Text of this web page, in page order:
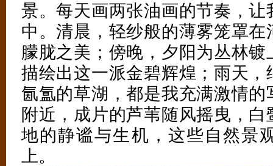
景。每天画两张油画的节奏，
中。清晨，轻纱般的薄雾笼罩
朦胧之美；傍晚，夕阳为丛林
描绘出这一派金碧辉煌；雨天
氤氲的草湖，都是我充满激情
附近，成片的芦苇随风摇曳，
地的静谧与生机，这些自然景
上。